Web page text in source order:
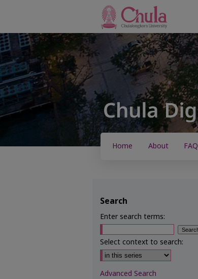
Home About FAQ
Search
Enter search terms:
Select context to search:
Advanced Search